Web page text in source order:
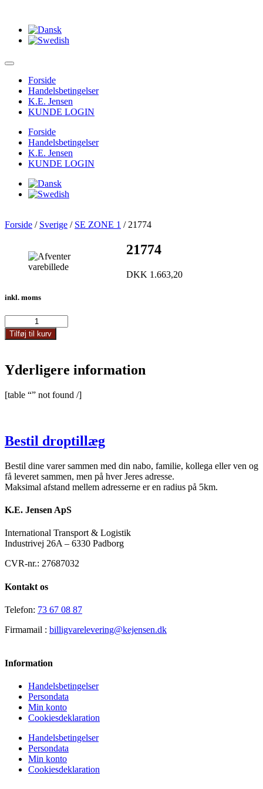
Forside
Handelsbetingelser
K.E. Jensen
KUNDE LOGIN
Forside
Handelsbetingelser
K.E. Jensen
KUNDE LOGIN
Forside / Sverige / SE ZONE 1 / 21774
21774
DKK 1.663,20
inkl. moms
antal
Tilføj til kurv
Yderligere information
[table “” not found /]
Bestil droptillæg
Bestil dine varer sammen med din nabo, familie, kollega eller ven og
få leveret sammen, men på hver Jeres adresse.
Maksimal afstand mellem adresserne er en radius på 5km.
K.E. Jensen ApS
International Transport & Logistik
Industrivej 26A – 6330 Padborg
CVR-nr.: 27687032
Kontakt os
Telefon: 73 67 08 87
Firmamail : billigvarelevering@kejensen.dk
Information
Handelsbetingelser
Persondata
Min konto
Cookiesdeklaration
Handelsbetingelser
Persondata
Min konto
Cookiesdeklaration